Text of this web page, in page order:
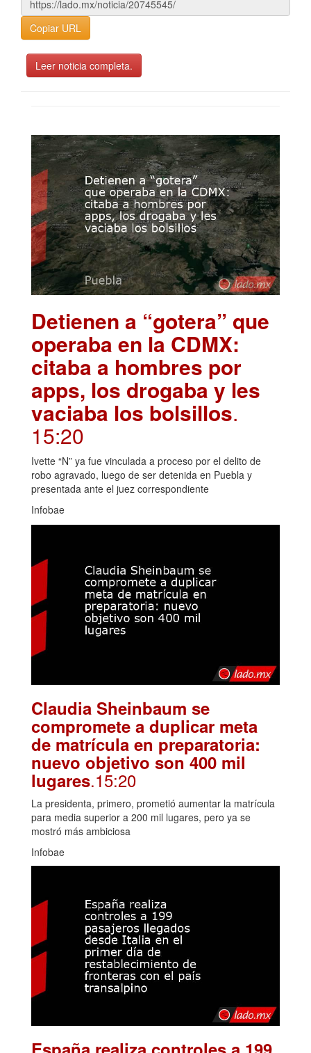
Copiar URL
Leer noticia completa.
Detienen a “gotera” que
operaba en la CDMX:
citaba a hombres por
apps, los drogaba y les
vaciaba los bolsillos.
15:20
Ivette “N” ya fue vinculada a proceso por el delito de
robo agravado, luego de ser detenida en Puebla y
presentada ante el juez correspondiente
Infobae
Claudia Sheinbaum se
compromete a duplicar meta
de matrícula en preparatoria:
nuevo objetivo son 400 mil
lugares.15:20
La presidenta, primero, prometió aumentar la matrícula
para media superior a 200 mil lugares, pero ya se
mostró más ambiciosa
Infobae